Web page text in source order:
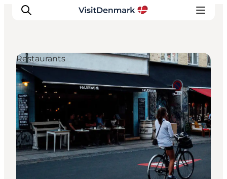
Inspirations
Destinations
Quoi faire
Hébergements
Planifiez votre voyage
Restaurants